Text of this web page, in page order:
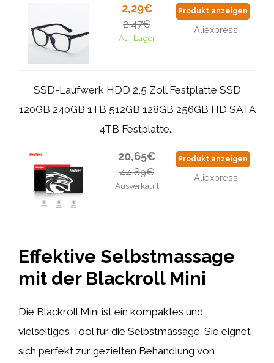
2,29€
2,47€
Auf Lager
Produkt anzeigen
Aliexpress
SSD-Laufwerk HDD 2,5 Zoll Festplatte SSD
120GB 240GB 1TB 512GB 128GB 256GB HD SATA
4TB Festplatte...
20,65€
44,89€
Ausverkauft
Produkt anzeigen
Aliexpress
Effektive Selbstmassage
mit der Blackroll Mini
Die Blackroll Mini ist ein kompaktes und
vielseitiges Tool für die Selbstmassage. Sie eignet
sich perfekt zur gezielten Behandlung von